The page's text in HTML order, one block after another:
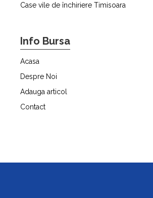
Case vile de închiriere Timisoara
Info Bursa
Acasa
Despre Noi
Adauga articol
Contact